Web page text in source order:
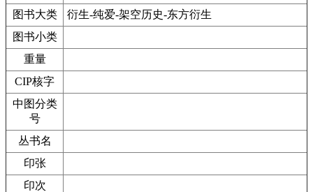
图书大类
衍生-纯爱-架空历史-东方衍生
图书小类
重量
CIP核字
中图分类
号
丛书名
印张
印次